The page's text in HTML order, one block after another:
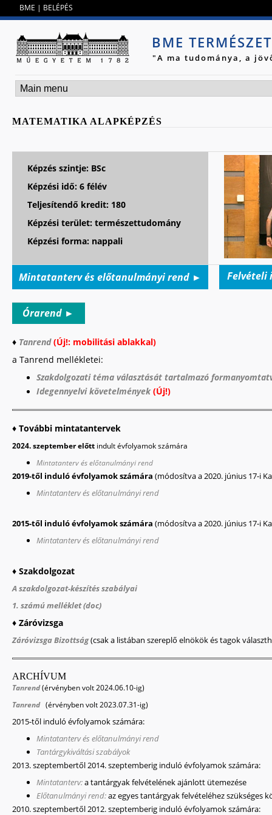
BME | BELÉPÉS
BME
"A ma tudománya, a
MATEMATIKA ALAPKÉPZÉS
Képzés szintje: BSc
Képzési idő: 6 félév
Teljesítendő kredit: 180
Képzési terület: természettudomány
Képzési forma: nappali
Mintatanterv és előtanulmányi rend ► Felvételi
Órarend ►
♦ Tanrend (Új!: mobilitási ablakkal)
a Tanrend mellékletei:
Szakdolgozati téma választását tartalmazó
Idegennyelvi követelmények (Új!)
♦ További mintatantervek
2024. szeptember előtt indult évfolyamok számára
Mintatanterv és előtanulmányi rend
2019-től induló évfolyamok számára (módosítva a 2020. június 17-i
Mintatanterv és előtanulmányi rend
2015-től induló évfolyamok számára (módosítva a 2020. június 17-i
Mintatanterv és előtanulmányi rend
♦ Szakdolgozat
A szakdolgozat-készítés szabályai
1. számú melléklet (doc)
♦ Záróvizsga
Záróvizsga Bizottság(csak a listában szereplő elnökök és tagok
ARCHÍVUM
Tanrend(érvényben volt 2024.06.10-ig)
Tanrend (érvényben volt 2023.07.31-ig)
2015-től induló évfolyamok számára:
Mintatanterv és előtanulmányi rend
Tantárgykiváltási szabályok
2013. szeptembertől 2014. szeptemberig induló évfolyamok számára:
Mintatanterv:a tantárgyak felvételének ajánlott ütemezése
Előtanulmányi rend:az egyes tantárgyak felvételéhez szükséges
2010. szeptembertől 2012. szeptemberig induló évfolyamok számára: